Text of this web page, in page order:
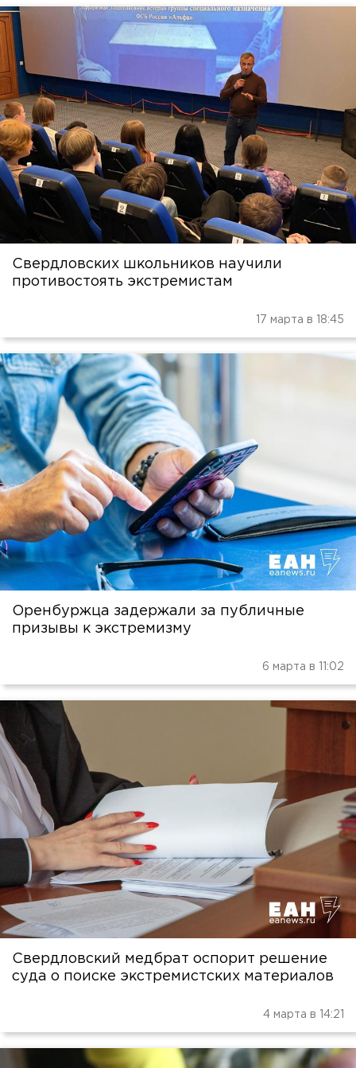
Свердловских школьников научили
противостоять экстремистам
17 марта в 18:45
Оренбуржца задержали за публичные
призывы к экстремизму
6 марта в 11:02
Свердловский медбрат оспорит решение
суда о поиске экстремистских материалов
4 марта в 14:21